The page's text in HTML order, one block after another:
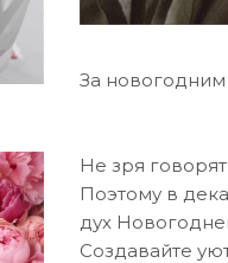
За
Не зря
Поэтому в
дух
Создавайте